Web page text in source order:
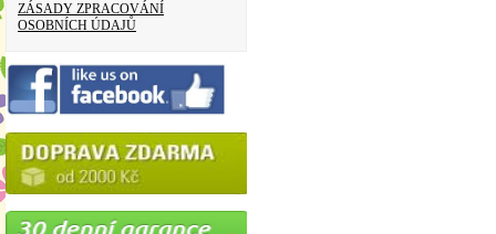
ZÁSADY ZPRACOVÁNÍ
OSOBNÍCH ÚDAJŮ